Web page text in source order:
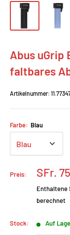
Abus uGrip
faltbares
Artikelnummer:
Farbe: Blau
Preis:
Prix
réduit
SFr.
Enthaltene
berechnet
Stock: Auf